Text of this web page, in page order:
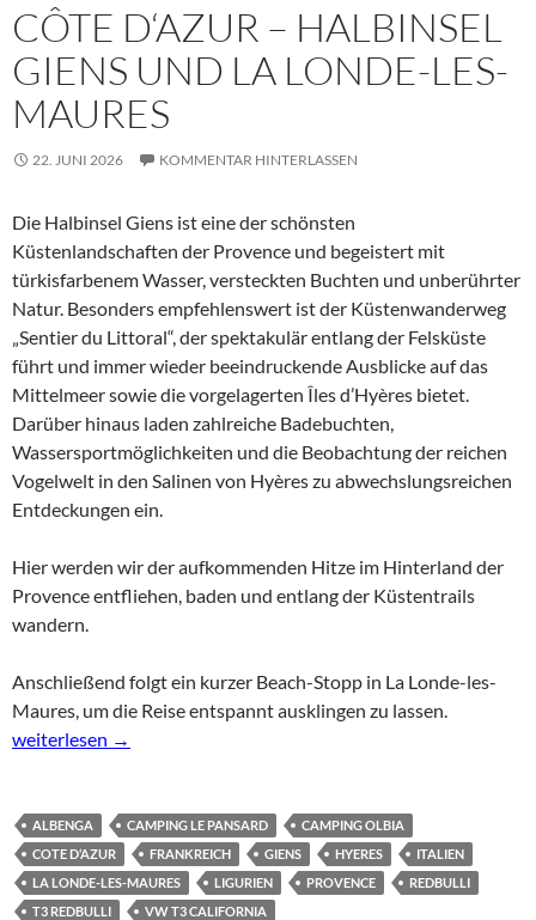
CÔTE D‘AZUR – HALBINSEL
GIENS UND LA LONDE-LES-
MAURES
22. JUNI 2026 KOMMENTAR HINTERLASSEN
Die Halbinsel Giens ist eine der schönsten
Küstenlandschaften der Provence und begeistert mit
türkisfarbenem Wasser, versteckten Buchten und unberührter
Natur. Besonders empfehlenswert ist der Küstenwanderweg
„Sentier du Littoral“, der spektakulär entlang der Felsküste
führt und immer wieder beeindruckende Ausblicke auf das
Mittelmeer sowie die vorgelagerten Îles d’Hyères bietet.
Darüber hinaus laden zahlreiche Badebuchten,
Wassersportmöglichkeiten und die Beobachtung der reichen
Vogelwelt in den Salinen von Hyèreszu abwechslungsreichen
Entdeckungen ein.
Hier werden wir der aufkommenden Hitze im Hinterland der
Provence entfliehen, baden und entlang der Küstentrails
wandern.
Anschließend folgt ein kurzer Beach-Stopp in La Londe-les-
Maures, um die Reise entspannt ausklingen zu lassen.
Côte d‘Azur – Halbinsel Giens und La Londe-les-Maures
weiterlesen →
ALBENGA CAMPING LE PANSARD
CAMPING OLBIA
COTE D‘AZUR
FRANKREICH GIENS HYERES
ITALIEN
LA LONDE-LES-MAURES
LIGURIEN PROVENCE
REDBULLI
T3 REDBULLI
VW T3 CALIFORNIA